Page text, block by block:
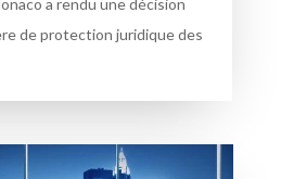
a rendu une décision
de protection juridique des